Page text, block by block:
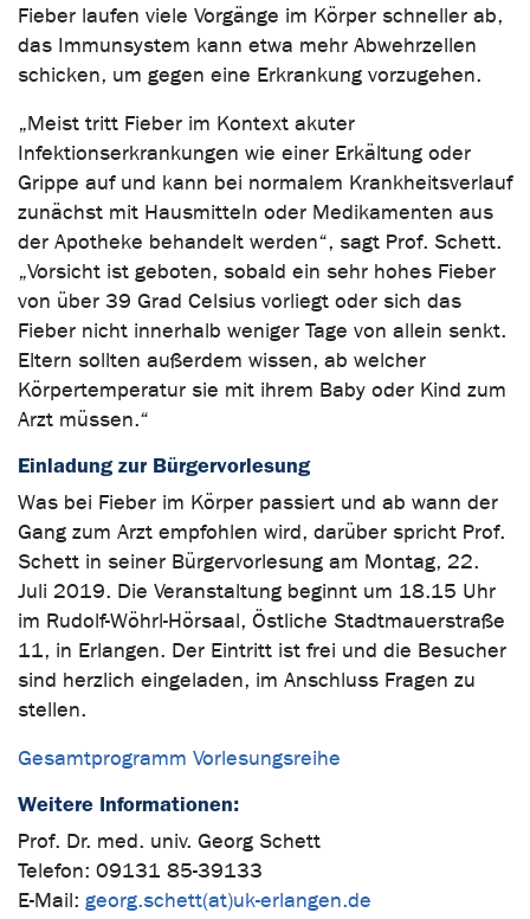
Fieber laufen viele Vorgänge im Körper schneller ab,
das Immunsystem kann etwa mehr Abwehrzellen
schicken, um gegen eine Erkrankung vorzugehen.
„Meist tritt Fieber im Kontext akuter
Infektionserkrankungen wie einer Erkältung oder
Grippe auf und kann bei normalem Krankheitsverlauf
zunächst mit Hausmitteln oder Medikamenten aus
der Apotheke behandelt werden“, sagt Prof. Schett.
„Vorsicht ist geboten, sobald ein sehr hohes Fieber
von über 39 Grad Celsius vorliegt oder sich das
Fieber nicht innerhalb weniger Tage von allein senkt.
Eltern sollten außerdem wissen, ab welcher
Körpertemperatur sie mit ihrem Baby oder Kind zum
Arzt müssen.“
Einladung zur Bürgervorlesung
Was bei Fieber im Körper passiert und ab wann der
Gang zum Arzt empfohlen wird, darüber spricht Prof.
Schett in seiner Bürgervorlesung am Montag, 22.
Juli 2019. Die Veranstaltung beginnt um 18.15 Uhr
im Rudolf-Wöhrl-Hörsaal, Östliche Stadtmauerstraße
11, in Erlangen. Der Eintritt ist frei und die Besucher
sind herzlich eingeladen, im Anschluss Fragen zu
stellen.
Gesamtprogramm Vorlesungsreihe
Weitere Informationen:
Prof. Dr. med. univ. Georg Schett
Telefon: 09131 85-39133
E-Mail: georg.schett(at)uk-erlangen.de